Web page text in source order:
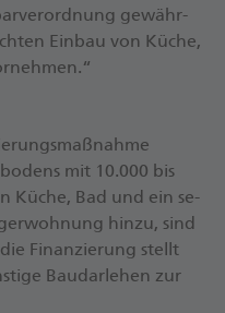
ge­währ­
Ein­bau von Kü­che,
mit 10.000 bis
Kü­che, Bad und ein se­
hin­zu, sind
Fi­nan­zie­rung stellt
Bau­dar­le­hen zur